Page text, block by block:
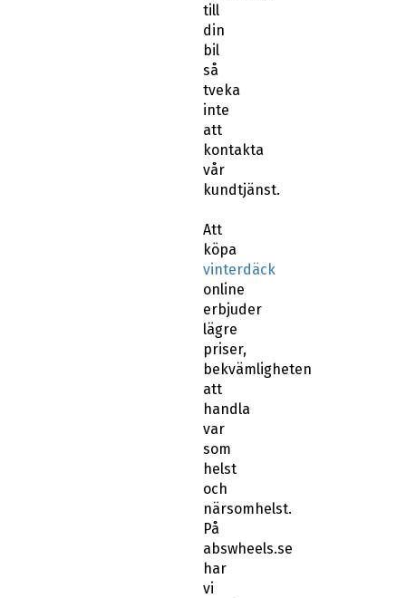
till
din
bil
så
tveka
inte
att
kontakta
vår
kundtjänst.
Att
köpa
vinterdäck
online
erbjuder
lägre
priser,
bekvämligheten
att
handla
var
som
helst
och
närsomhelst.
På
abswheels.se
har
vi